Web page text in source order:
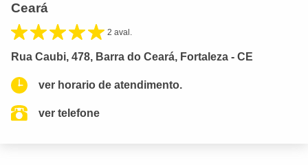
Ceará
2 aval.
Rua Caubi, 478, Barra do Ceará, Fortaleza - CE
ver horario de atendimento.
ver telefone